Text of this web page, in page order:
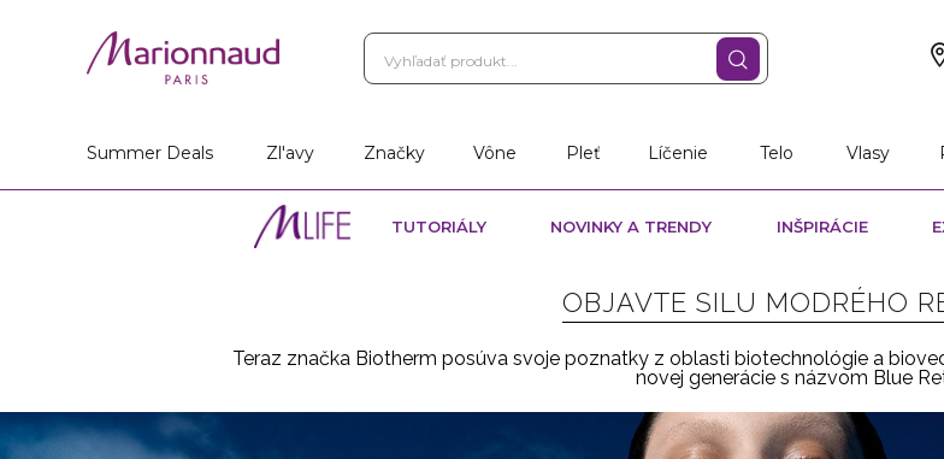
Summer Deals Zl'avy Značky Vône Pleť Líčenie Telo Vlasy
TUTORIÁLY NOVINKY A TRENDY INŠPIRÁCIE
OBJAVTE SILU MODRÉHO
Teraz značka Biotherm posúva svoje poznatky z oblasti biotechnológie a
novej generácie s názvom Blue